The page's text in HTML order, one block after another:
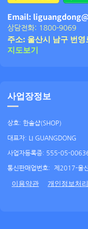
Email:
상담전화: 1800-9069
주소: 울산시 남구 번
지도보기
사업장정보
상호: 한솔샵(SHOP)
대표자: LI GUANGDONG
사업자등록증: 555-05-
통신판매업번호: 제2017-울
이용약관 개인정보처